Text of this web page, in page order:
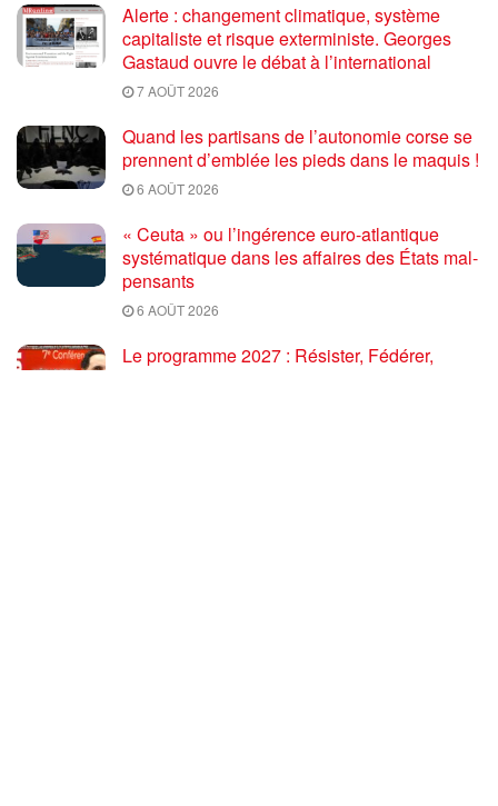
Alerte : changement climatique, système
capitaliste et risque exterministe. Georges
Gastaud ouvre le débat à l’international
7 AOÛT 2026
Quand les partisans de l’autonomie corse se
prennent d’emblée les pieds dans le maquis !
6 AOÛT 2026
« Ceuta » ou l’ingérence euro-atlantique
systématique dans les affaires des États mal-
pensants
6 AOÛT 2026
Le programme 2027 : Résister, Fédérer,